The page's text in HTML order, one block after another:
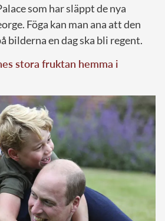
som har släppt de nya
Föga kan man ana att den
bilderna en dag ska bli regent.
stora fruktan hemma i